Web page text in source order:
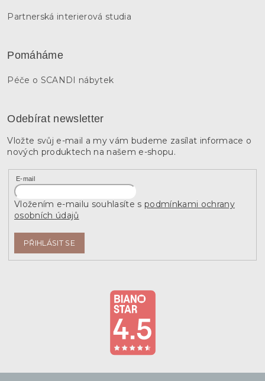
Partnerská interierová studia
Pomáháme
Péče o SCANDI nábytek
Odebírat newsletter
Vložte svůj e-mail a my vám budeme zasílat informace o
nových produktech na našem e-shopu.
E-mail
Vložením e-mailu souhlasíte s podmínkami ochrany
osobních údajů
PŘIHLÁSIT SE